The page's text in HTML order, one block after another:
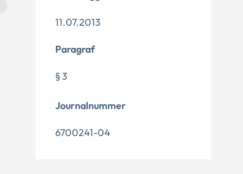
11.07.2013
Paragraf
§ 3
Journalnummer
6700241-04